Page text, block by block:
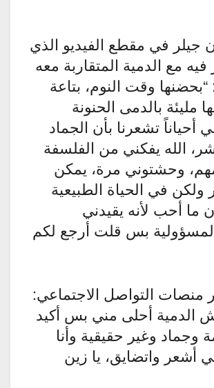
جيلر في مقطع الفيديو الذي
مع الدمية المتقاربة معه
وقت النوم، بتاعة
مليئة بالدمى الحنونة
أحياناً تشعرنا بأن الجماد
الله يفكني من الفلسفة
وحشتوني مرة، يمكن
في الحياة الطبيعية
ما أحب لأنه يقيدني
بس قلت أرجع لكم
منصات التواصل الاجتماعي:
الدمية أحلى مني بس أكيد
وجماد وغير حقيقية وأنا
أشعر واتضايق، يا زين